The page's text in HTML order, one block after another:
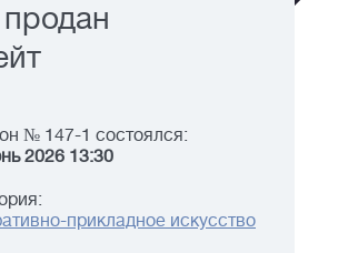
№ 147-1 состоялся:
2026 13:30
прикладное искусство